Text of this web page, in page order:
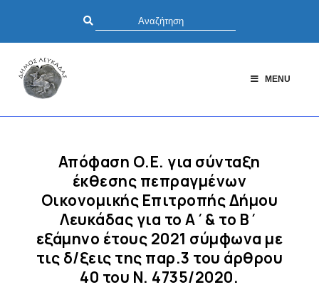
MENU
Απόφαση Ο.Ε. για σύνταξη
έκθεσης πεπραγμένων
Οικονομικής Επιτροπής Δήμου
Λευκάδας για το Α΄& το Β΄
εξάμηνο έτους 2021 σύμφωνα με
τις δ/ξεις της παρ.3 του άρθρου
40 του Ν. 4735/2020.